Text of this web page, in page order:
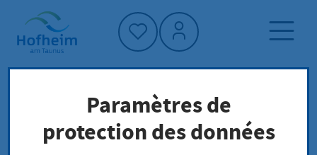
Accueil"
Page d'accueil
Politique et administration
administration
Paramètres de
protection des données